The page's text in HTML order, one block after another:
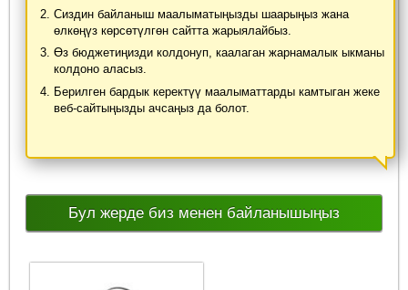
Сиздин байланыш маалыматыңызды шаарыңыз жана
өлкөңүз көрсөтүлгөн сайтта жарыялайбыз.
Өз бюджетиңизди колдонуп, каалаган жарнамалык ыкманы
колдоно аласыз.
Берилген бардык керектүү маалыматтарды камтыган жеке
веб-сайтыңызды ачсаңыз да болот.
Бул жерде биз менен байланышыңыз